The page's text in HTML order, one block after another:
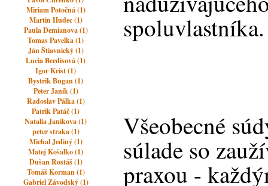
Miriam Potočná (1)
Martin Hudec (1)
Paula Demianova (1)
Tomas Pavelka (1)
Ján Štiavnický (1)
Lucia Berdisová (1)
Igor Krist (1)
Bystrik Bugan (1)
Peter Janík (1)
Radoslav Pálka (1)
Patrik Patáč (1)
Natalia Janikova (1)
peter straka (1)
Michal Jediný (1)
Matej Košalko (1)
Dušan Rostáš (1)
Tomáš Korman (1)
Gabriel Závodský (1)
spoluvlastníka.
Všeobecné
súlade so
praxou -